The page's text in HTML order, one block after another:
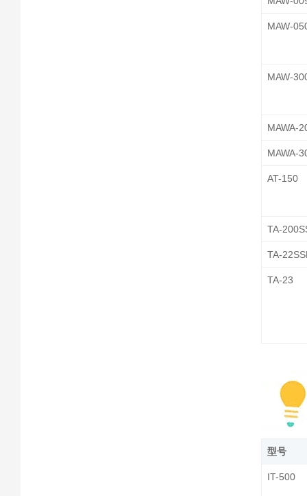
MAW-
MAW-
MAWA-
MAWA-
AT-150
TA-
TA-
TA-23
型号
IT-500